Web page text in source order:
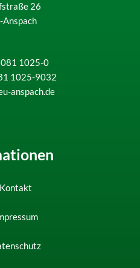
26
Anspach
1025-0
1025-9032
anspach.de
Kontakt